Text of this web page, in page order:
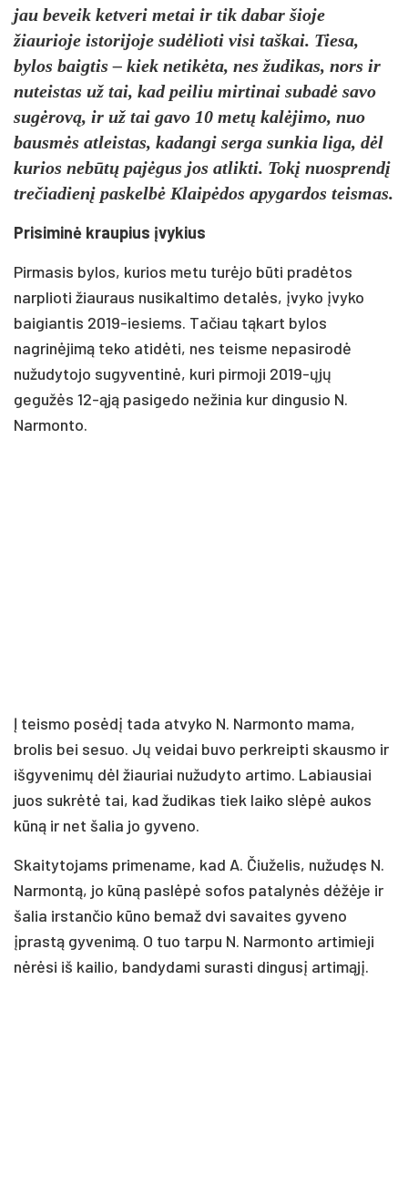
jau beveik ketveri metai ir tik dabar šioje
žiaurioje istorijoje sudėlioti visi taškai. Tiesa,
bylos baigtis – kiek netikėta, nes žudikas, nors ir
nuteistas už tai, kad peiliu mirtinai subadė savo
sugėrovą, ir už tai gavo 10 metų kalėjimo, nuo
bausmės atleistas, kadangi serga sunkia liga, dėl
kurios nebūtų pajėgus jos atlikti. Tokį nuosprendį
trečiadienį paskelbė Klaipėdos apygardos teismas.
Prisiminė kraupius įvykius
Pirmasis bylos, kurios metu turėjo būti pradėtos
narplioti žiauraus nusikaltimo detalės, įvyko įvyko
baigiantis 2019-iesiems. Tačiau tąkart bylos
nagrinėjimą teko atidėti, nes teisme nepasirodė
nužudytojo sugyventinė, kuri pirmoji 2019-ųjų
gegužės 12-ąją pasigedo nežinia kur dingusio N.
Narmonto.
Į teismo posėdį tada atvyko N. Narmonto mama,
brolis bei sesuo. Jų veidai buvo perkreipti skausmo ir
išgyvenimų dėl žiauriai nužudyto artimo. Labiausiai
juos sukrėtė tai, kad žudikas tiek laiko slėpė aukos
kūną ir net šalia jo gyveno.
Skaitytojams primename, kad A. Čiuželis, nužudęs N.
Narmontą, jo kūną paslėpė sofos patalynės dėžėje ir
šalia irstančio kūno bemaž dvi savaites gyveno
įprastą gyvenimą. O tuo tarpu N. Narmonto artimieji
nėrėsi iš kailio, bandydami surasti dingusį artimąjį.